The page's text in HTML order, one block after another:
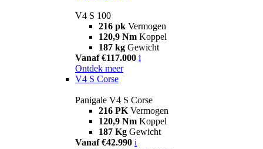
V4 S 100
216 pk Vermogen
120,9 Nm Koppel
187 kg Gewicht
Vanaf €117.000 i
Ontdek meer
V4 S Corse
Panigale V4 S Corse
216 PK Vermogen
120,9 Nm Koppel
187 Kg Gewicht
Vanaf €42.990 i